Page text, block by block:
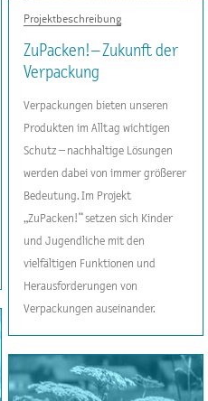
Projektbeschreibung
ZuPacken! – Zukunft der
Verpackung
Verpackungen bieten unseren
Produkten im Alltag wichtigen
Schutz – nachhaltige Lösungen
werden dabei von immer größerer
Bedeutung. Im Projekt
„ZuPacken!“ setzen sich Kinder
und Jugendliche mit den
vielfältigen Funktionen und
Herausforderungen von
Verpackungen auseinander.